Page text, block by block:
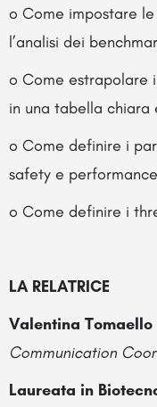
o Come impostare
l’analisi dei
o Come estrapolare
in una tabella chiara
o Come definire i
safety e
o Come definire i
LA RELATRICE
Valentina Tomaello
Communication
Laureata in